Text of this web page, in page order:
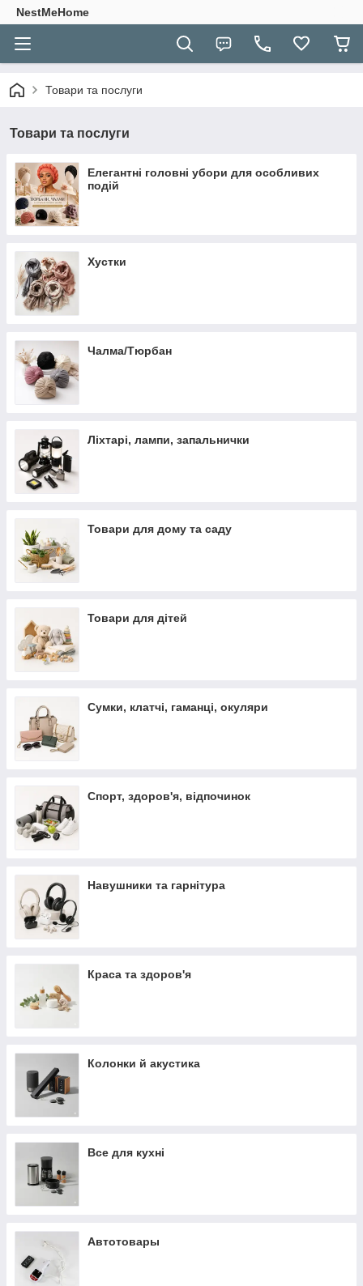
NestMeHome
Товари та послуги
Товари та послуги
Елегантні головні убори для особливих
подій
Хустки
Чалма/Тюрбан
Ліхтарі, лампи, запальнички
Товари для дому та саду
Товари для дітей
Сумки, клатчі, гаманці, окуляри
Спорт, здоров'я, відпочинок
Навушники та гарнітура
Краса та здоров'я
Колонки й акустика
Все для кухні
Автотовары